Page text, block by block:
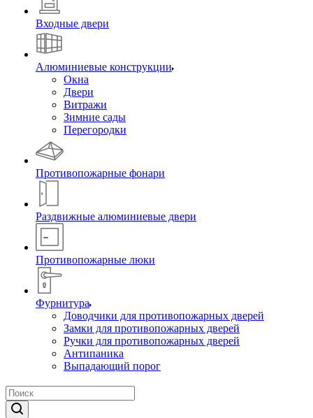
Входные двери
Алюминиевые конструкции
Окна
Двери
Витражи
Зимние сады
Перегородки
Противопожарные фонари
Раздвижные алюминиевые двери
Противопожарные люки
Фурнитура
Доводчики для противопожарных дверей
Замки для противопожарных дверей
Ручки для противопожарных дверей
Антипаника
Выпадающий порог